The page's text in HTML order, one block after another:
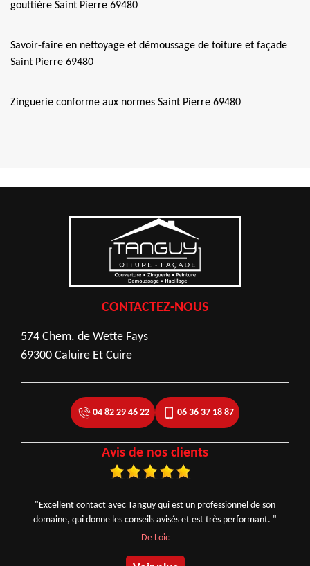
gouttière Saint Pierre 69480
Savoir-faire en nettoyage et démoussage de toiture et façade
Saint Pierre 69480
Zinguerie conforme aux normes Saint Pierre 69480
CONTACTEZ-NOUS
574 Chem. de Wette Fays
69300 Caluire Et Cuire
04 82 29 46 22 06 36 37 18 87
Avis de nos clients
"Excellent contact avec Tanguy qui est un professionnel de son
domaine, qui donne les conseils avisés et est très performant. "
De Loic